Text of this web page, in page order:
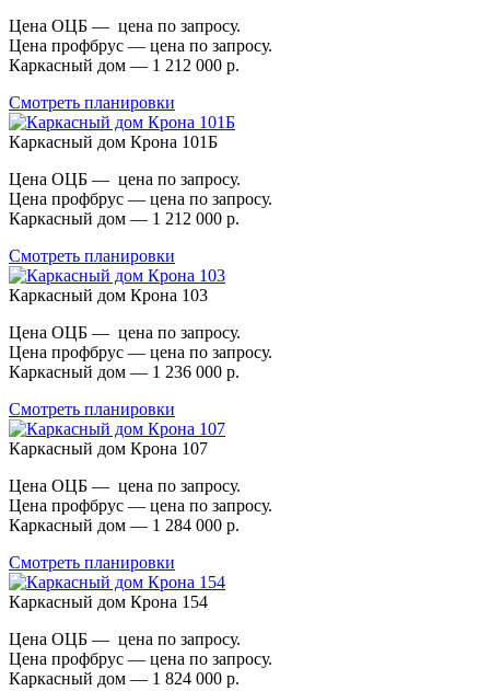
Цена ОЦБ — цена по запросу.
Цена профбрус — цена по запросу.
Каркасный дом — 1 212 000 р.
Смотреть планировки
Каркасный дом Крона 101Б
Цена ОЦБ — цена по запросу.
Цена профбрус — цена по запросу.
Каркасный дом — 1 212 000 р.
Смотреть планировки
Каркасный дом Крона 103
Цена ОЦБ — цена по запросу.
Цена профбрус — цена по запросу.
Каркасный дом — 1 236 000 р.
Смотреть планировки
Каркасный дом Крона 107
Цена ОЦБ — цена по запросу.
Цена профбрус — цена по запросу.
Каркасный дом — 1 284 000 р.
Смотреть планировки
Каркасный дом Крона 154
Цена ОЦБ — цена по запросу.
Цена профбрус — цена по запросу.
Каркасный дом — 1 824 000 р.